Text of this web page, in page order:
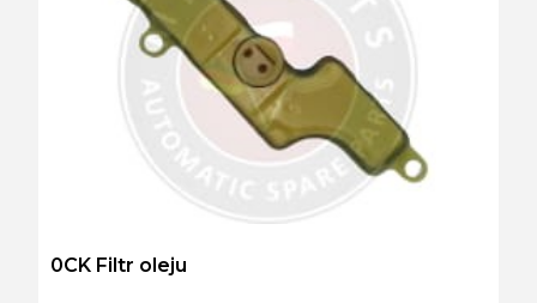
0CK Filtr oleju